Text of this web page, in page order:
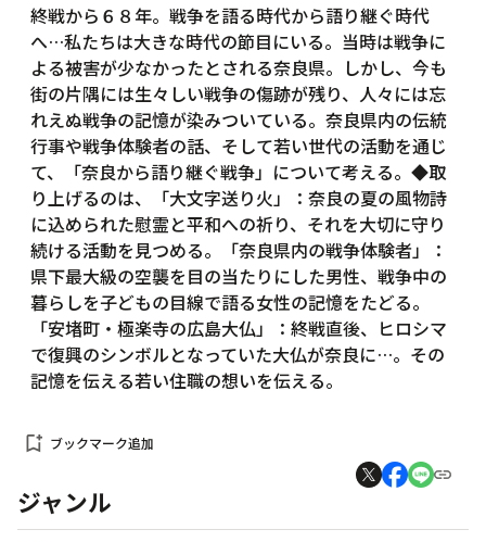
終戦から６８年。戦争を語る時代から語り継ぐ時代
へ…私たちは大きな時代の節目にいる。当時は戦争に
よる被害が少なかったとされる奈良県。しかし、今も
街の片隅には生々しい戦争の傷跡が残り、人々には忘
れえぬ戦争の記憶が染みついている。奈良県内の伝統
行事や戦争体験者の話、そして若い世代の活動を通じ
て、「奈良から語り継ぐ戦争」について考える。◆取
り上げるのは、「大文字送り火」：奈良の夏の風物詩
に込められた慰霊と平和への祈り、それを大切に守り
続ける活動を見つめる。「奈良県内の戦争体験者」：
県下最大級の空襲を目の当たりにした男性、戦争中の
暮らしを子どもの目線で語る女性の記憶をたどる。
「安堵町・極楽寺の広島大仏」：終戦直後、ヒロシマ
で復興のシンボルとなっていた大仏が奈良に…。その
記憶を伝える若い住職の想いを伝える。
bookmark_add ブックマーク追加
ジャンル